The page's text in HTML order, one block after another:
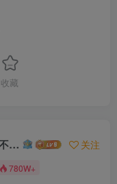
收藏
自学联盟(找在线客服我不回信息的) 关注
780W+